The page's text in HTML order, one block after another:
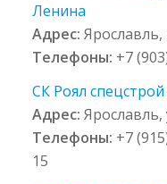
Ленина
Адрес:
Телефоны: +7
СК Роял
Адрес:
Телефоны: +7
15